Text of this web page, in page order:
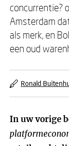
concurrentie?
Amsterdam
als merk, en
een oud
Ronald
In uw vorige